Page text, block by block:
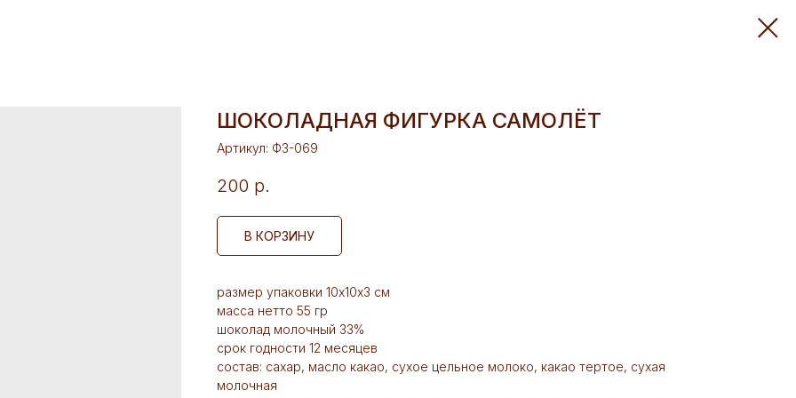
ШОКОЛАДНАЯ ФИГУРКА САМОЛЁТ
Артикул: Ф3-069
200 р.
В КОРЗИНУ
размер упаковки 10х10х3 см
масса нетто 55 гр
шоколад молочный 33%
срок годности 12 месяцев
состав: сахар, масло какао, сухое цельное молоко, какао тертое, сухая
молочная